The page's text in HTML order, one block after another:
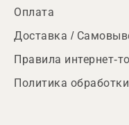
Оплата
Доставка /
Правила интернет-
Политика